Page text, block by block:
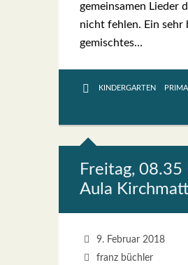
gemein­sa­men Lie­der
nicht feh­len. Ein sehr
gemisch­tes…
KINDERGARTEN
Frei­tag, 08.35
Aula Kirch­matt
9. Februar 2018
franz büchler